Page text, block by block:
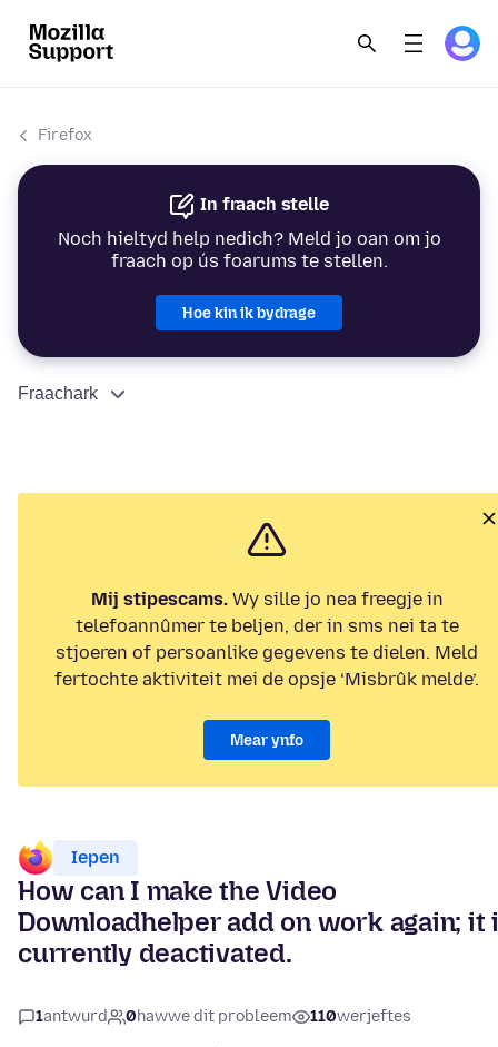
Firefox
In fraach stelle
Noch hieltyd help nedich? Meld jo oan om jo
fraach op ús foarums te stellen.
Hoe kin ik bydrage
Fraachark
Mij stipescams.Wy sille jo nea freegje in
telefoannûmer te beljen, der in sms nei ta te
stjoeren of persoanlike gegevens te dielen. Meld
fertochte aktiviteit mei de opsje ‘Misbrûk melde’.
Mear ynfo
Iepen
How can I make the Video
Downloadhelper add on work again; it
currently deactivated.
1antwurd 0hawwe dit probleem 110werjeftes